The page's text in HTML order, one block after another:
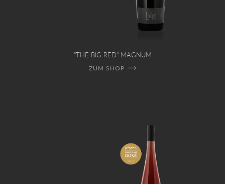
"THE BIG RED" MAGNUM
ZUM SHOP